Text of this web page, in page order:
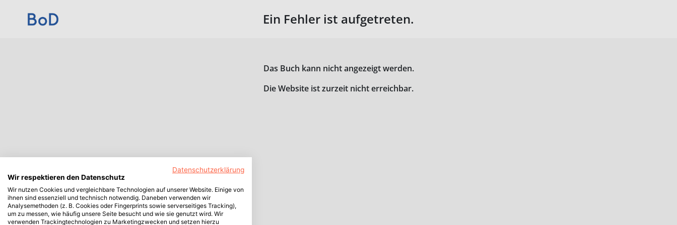
Ein Fehler ist aufgetreten.
Das Buch kann nicht angezeigt werden.
Die Website ist zurzeit nicht erreichbar.
Datenschutzerklärung
Wir respektieren den Datenschutz
Wir nutzen Cookies und vergleichbare Technologien auf unserer Website. Einige von
ihnen sind essenziell und technisch notwendig. Daneben verwenden wir
Analysemethoden (z. B. Cookies oder Fingerprints sowie serverseitiges Tracking),
um zu messen, wie häufig unsere Seite besucht und wie sie genutzt wird. Wir
verwenden Trackingtechnologien zu Marketingzwecken und setzen hierzu